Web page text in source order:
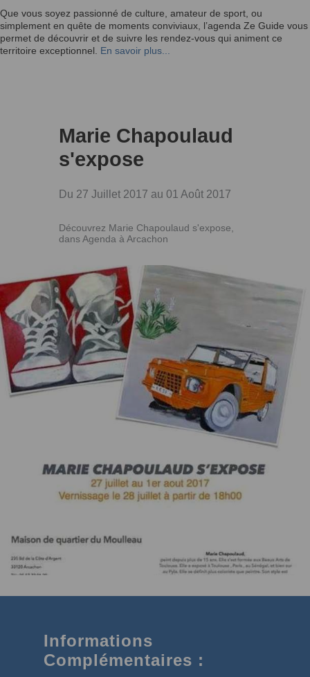
Que vous soyez passionné de culture, amateur de sport, ou
simplement en quête de moments conviviaux, l’agenda Ze Guide vous
permet de découvrir et de suivre les rendez-vous qui animent ce
territoire exceptionnel. En savoir plus...
Marie Chapoulaud
s'expose
Du 27 Juillet 2017 au 01 Août 2017
Découvrez Marie Chapoulaud s'expose,
dans Agenda à Arcachon
Informations
Complémentaires :